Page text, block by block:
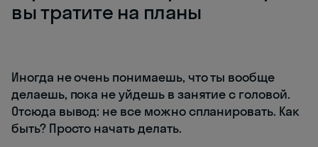
вы тратите на планы
Иногда не очень понимаешь, что ты вообще
делаешь, пока не уйдешь в занятие с головой.
Отсюда вывод: не все можно спланировать. Как
быть? Просто начать делать.